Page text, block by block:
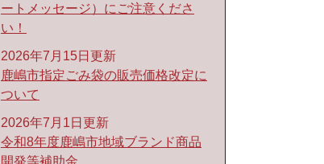
ートメッセージ）にご注意くださ
い！
2026年7月15日更新
鹿嶋市指定ごみ袋の販売価格改定に
ついて
2026年7月1日更新
令和8年度鹿嶋市地域ブランド商品
開発等補助金